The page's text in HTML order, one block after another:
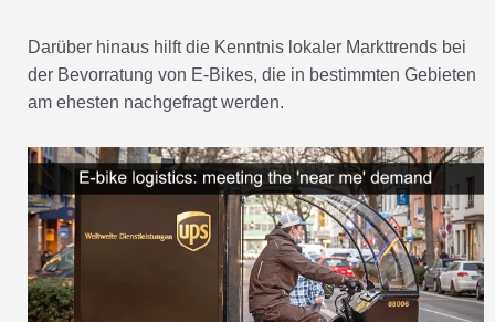
Darüber hinaus hilft die Kenntnis lokaler Markttrends bei
der Bevorratung von E-Bikes, die in bestimmten Gebieten
am ehesten nachgefragt werden.